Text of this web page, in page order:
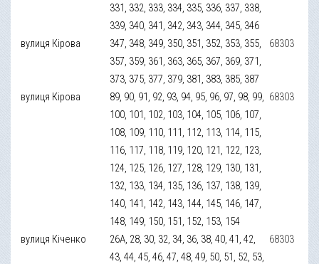
331, 332, 333, 334, 335, 336, 337, 338,
339, 340, 341, 342, 343, 344, 345, 346
вулиця Кірова
347, 348, 349, 350, 351, 352, 353, 355,
357, 359, 361, 363, 365, 367, 369, 371,
373, 375, 377, 379, 381, 383, 385, 387
68303
вулиця Кірова
89, 90, 91, 92, 93, 94, 95, 96, 97, 98, 99,
100, 101, 102, 103, 104, 105, 106, 107,
108, 109, 110, 111, 112, 113, 114, 115,
116, 117, 118, 119, 120, 121, 122, 123,
124, 125, 126, 127, 128, 129, 130, 131,
132, 133, 134, 135, 136, 137, 138, 139,
140, 141, 142, 143, 144, 145, 146, 147,
148, 149, 150, 151, 152, 153, 154
68303
вулиця Кіченко
26А, 28, 30, 32, 34, 36, 38, 40, 41, 42,
43, 44, 45, 46, 47, 48, 49, 50, 51, 52, 53,
68303